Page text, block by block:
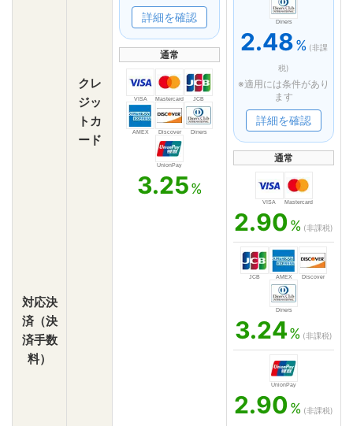
対応決
済（決
済手数
料）
クレ
ジッ
トカ
ード
詳細を確認
通常
VISA Mastercard JCB
AMEX Discover Diners
UnionPay
3.25%
Diners
2.48% (非課
税)
※適用には条件があり
ます
詳細を確認
通常
VISA Mastercard
2.90% (非課税)
JCB AMEX Discover
Diners
3.24% (非課税)
UnionPay
2.90% (非課税)